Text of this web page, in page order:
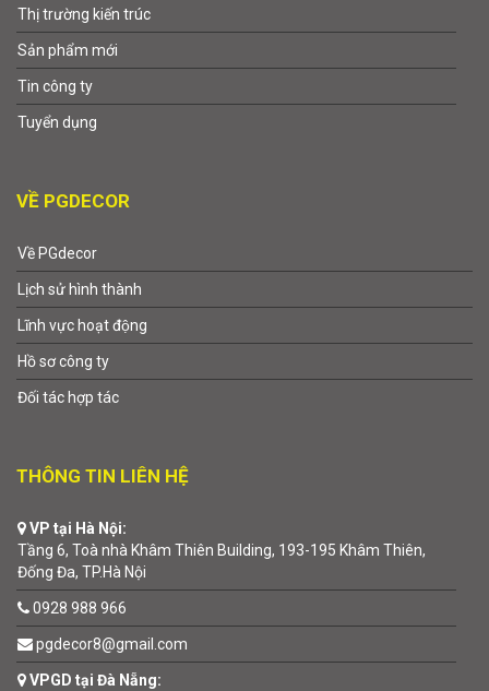
Thị trường kiến trúc
Sản phẩm mới
Tin công ty
Tuyển dụng
VỀ PGDECOR
Về PGdecor
Lịch sử hình thành
Lĩnh vực hoạt động
Hồ sơ công ty
Đối tác hợp tác
THÔNG TIN LIÊN HỆ
VP tại Hà Nội:
Tầng 6, Toà nhà Khâm Thiên Building, 193-195 Khâm Thiên,
Đống Đa, TP.Hà Nội
0928 988 966
pgdecor8@gmail.com
VPGD tại Đà Nẵng: